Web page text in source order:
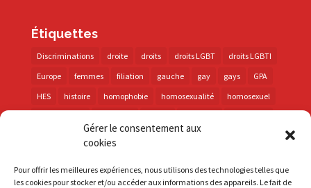
Gérer le consentement aux
cookies
Pour offrir les meilleures expériences, nous utilisons des technologies telles que
les cookies pour stocker et/ou accéder aux informations des appareils. Le fait de
Étiquettes
Discriminations droite droits droits LGBT
droits LGBTI
Europe
femmes filiation gauche gay gays
GPA
HES
histoire homophobie homosexualité
homosexuel
lutte contre les discriminations
PMA police
prévention